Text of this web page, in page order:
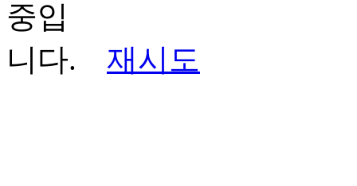
재시도